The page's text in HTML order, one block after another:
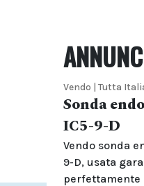
Vendo | Tutta
Sonda
IC5-9-D
Vendo sonda
9-D, usata
perfettamente